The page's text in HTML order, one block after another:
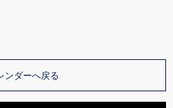
ンダーへ戻る